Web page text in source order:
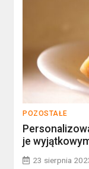
POZOSTAŁE
je
23 sierpnia